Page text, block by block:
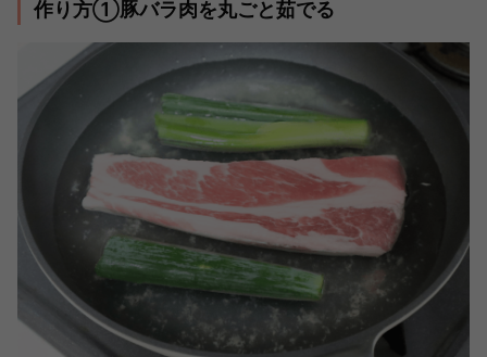
作り方①豚バラ肉を丸ごと茹でる